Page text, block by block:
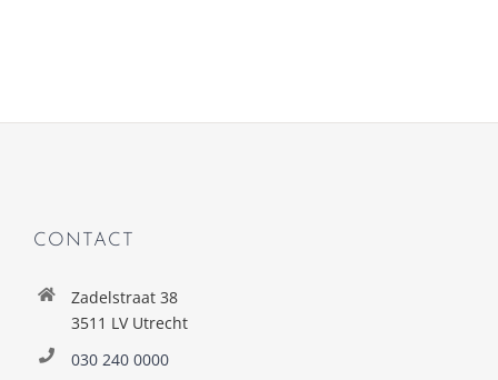
CONTACT
Zadelstraat 38
3511 LV Utrecht
030 240 0000